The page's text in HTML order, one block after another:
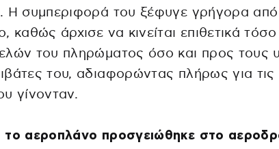
. Η συμπεριφορά του ξέφυγε γρήγορα
καθώς άρχισε να κινείται επιθετικά
του πληρώματος όσο και προς τους
του, αδιαφορώντας πλήρως για τις
γίνονταν.
το αεροπλάνο προσγειώθηκε στο